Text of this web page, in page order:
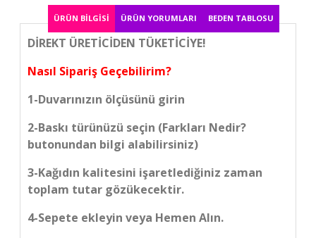
ÜRÜN BILGISI ÜRÜN YORUMLARI BEDEN TABLOSU
DİREKT ÜRETİCİDEN TÜKETİCİYE!
Nasıl Sipariş Geçebilirim?
1-Duvarınızın ölçüsünü girin
2-Baskı türünüzü seçin (Farkları Nedir?
butonundan bilgi alabilirsiniz)
3-Kağıdın kalitesini işaretlediğiniz zaman
toplam tutar gözükecektir.
4-Sepete ekleyin veya Hemen Alın.